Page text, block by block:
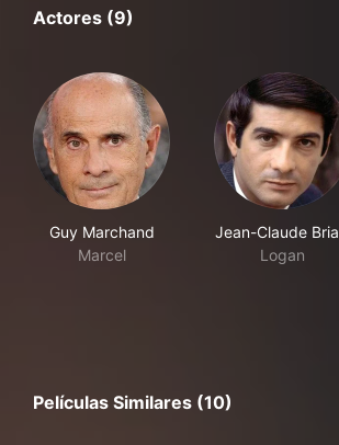
Actores (9)
Guy Marchand
Marcel
Jean-Claude
Logan
Películas Similares (10)